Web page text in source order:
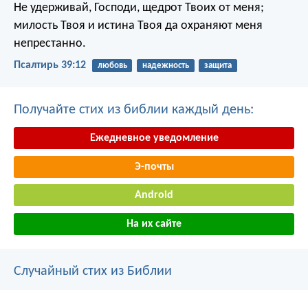
Не удерживай, Господи, щедрот Твоих от меня;
милость Твоя и истина Твоя да охраняют меня
непрестанно.
Псалтирь 39:12 любовь надежность защита
Получайте стих из библии каждый день:
Ежедневное уведомление
Э-почты
Android
На их сайте
Случайный стих из Библии